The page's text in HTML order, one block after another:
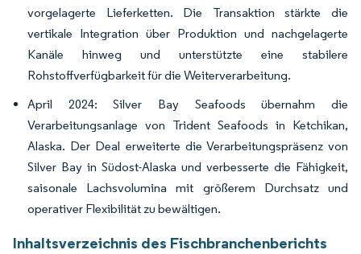
vorgelagerte Lieferketten. Die Transaktion stärkte die
vertikale Integration über Produktion und nachgelagerte
Kanäle hinweg und unterstützte eine stabilere
Rohstoffverfügbarkeit für die Weiterverarbeitung.
April 2024: Silver Bay Seafoods übernahm die
Verarbeitungsanlage von Trident Seafoods in Ketchikan,
Alaska. Der Deal erweiterte die Verarbeitungspräsenz von
Silver Bay in Südost-Alaska und verbesserte die Fähigkeit,
saisonale Lachsvolumina mit größerem Durchsatz und
operativer Flexibilität zu bewältigen.
Inhaltsverzeichnis des Fischbranchenberichts